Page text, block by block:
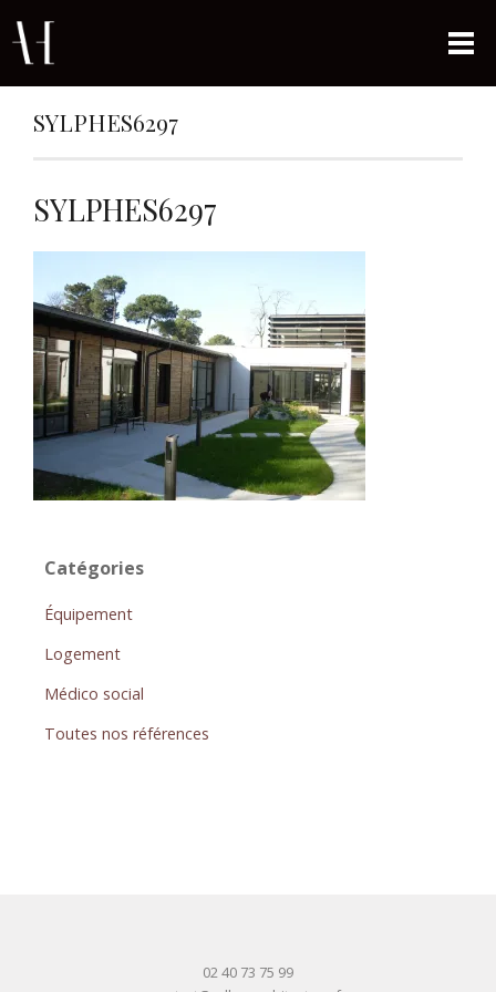
SYLPHES6297
SYLPHES6297
Catégories
Équipement
Logement
Médico social
Toutes nos références
02 40 73 75 99